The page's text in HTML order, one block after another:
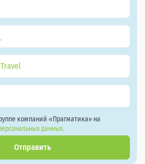
компаний «Прагматика» на
данных.
Отправить